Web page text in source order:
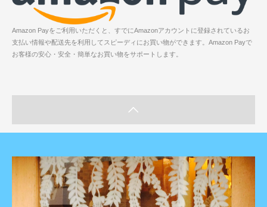
Amazon Payをご利用いただくと、すでにAmazonアカウントに登録されているお
支払い情報や配送先を利用してスピーディにお買い物ができます。Amazon Payで
お客様の安心・安全・簡単なお買い物をサポートします。